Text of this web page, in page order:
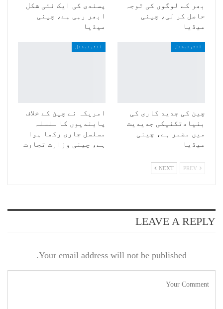
بھر کے لوگوں کی توجہ
حاصل کر لی، چینی
میڈیا
پسندی کی ایک نئی شکل
ابھر رہی ہے، چینی
میڈیا
انٹرنیشنل
چین کی جدید کاری کی
بنیادتکنیکی جدیدیت
میں مضمر ہے، چینی
میڈیا
انٹرنیشنل
امریکہ نے چین کے خلاف
پابندیوں کا سلسلہ
مسلسل جاری رکھا ہوا
ہے، چینی وزارت تجارت
NEXT
LEAVE A REPLY
Your email address will not be published.